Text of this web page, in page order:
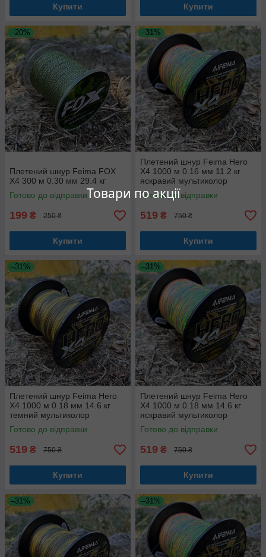
Товари по акції
Купити Купити
–20%
Плетений шнур Feima FOX
X4 300 м 0.30 мм 29.4 кг
Готово до відправки
199 ₴ 250 ₴
Купити
–31%
Плетений шнур Feima Hero
X4 1000 м 0.16 мм 11.2 кг
яскравий мультиколор
Готово до відправки
519 ₴ 750 ₴
Купити
–31%
Плетений шнур Feima Hero
X4 1000 м 0.18 мм 14.6 кг
темний мультиколор
Готово до відправки
519 ₴ 750 ₴
Купити
–31%
Плетений шнур Feima Hero
X4 1000 м 0.18 мм 14.6 кг
яскравий мультиколор
Готово до відправки
519 ₴ 750 ₴
Купити
–31% –31%